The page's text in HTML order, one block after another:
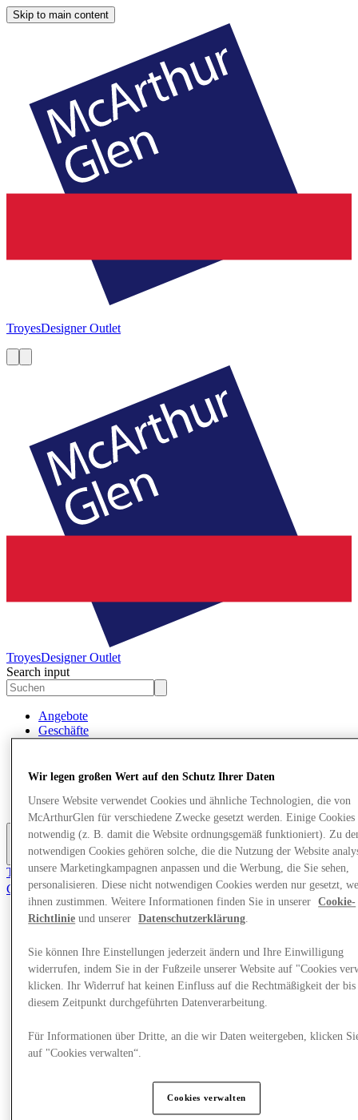
Skip to main content
TroyesDesigner Outlet
TroyesDesigner Outlet
Search input
Angebote
Geschäfte
Essen & Trinken
Dienstleistungen
Mehr
Tritt dem Club bei.
Gespeicherte Gegenstände
de
Planen Sie Ihren Besuch
Was läuft
Essen & Trinken
Geschenkkarten
Mehr
Wir legen großen Wert auf den Schutz Ihrer Daten
Unsere Website verwendet Cookies und ähnliche Technologien, die von
McArthurGlen für verschiedene Zwecke gesetzt werden. Einige Cookies
notwendig (z. B. damit die Website ordnungsgemäß funktioniert). Zu
notwendigen Cookies gehören solche, die die Nutzung der Website
unsere Marketingkampagnen anpassen und die Werbung, die Sie sehen,
personalisieren. Diese nicht notwendigen Cookies werden nur gesetzt,
ihnen zustimmen. Weitere Informationen finden Sie in unserer
Cookie-
Richtlinie und unserer Datenschutzerklärung.
Sie können Ihre Einstellungen jederzeit ändern und Ihre Einwilligung
widerrufen, indem Sie in der Fußzeile unserer Website auf "Cookies
klicken. Ihr Widerruf hat keinen Einfluss auf die Rechtmäßigkeit der bis
diesem Zeitpunkt durchgeführten Datenverarbeitung.
Für Informationen über Dritte, an die wir Daten weitergeben, klicken
auf "Cookies verwalten“.
Cookies verwalten